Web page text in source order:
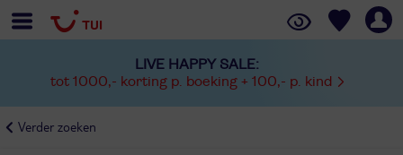
LIVE HAPPY SALE:
tot 1000,- korting p. boeking + 100,- p. kind
Verder zoeken